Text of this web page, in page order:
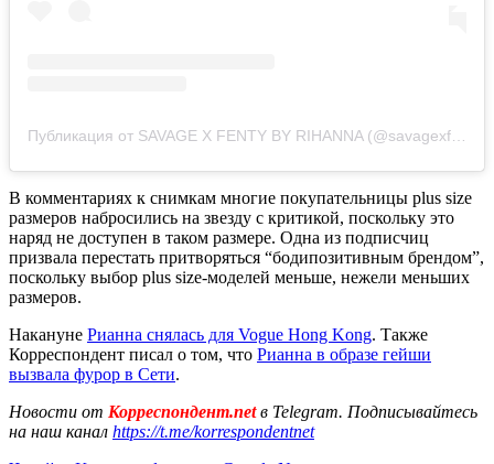
Публикация от SAVAGE X FENTY BY RIHANNA (@savagexfenty)
В комментариях к снимкам многие покупательницы plus size
размеров набросились на звезду с критикой, поскольку это
наряд не доступен в таком размере. Одна из подписчиц
призвала перестать притворяться “бодипозитивным брендом”,
поскольку выбор plus size-моделей меньше, нежели меньших
размеров.
Накануне Рианна снялась для Vogue Hong Kong. Также
Корреспондент писал о том, что Рианна в образе гейши
вызвала фурор в Сети.
Новости от Корреспондент.netв Telegram. Подписывайтесь
на наш канал https://t.me/korrespondentnet